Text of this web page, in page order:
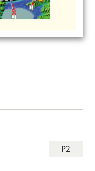
P2